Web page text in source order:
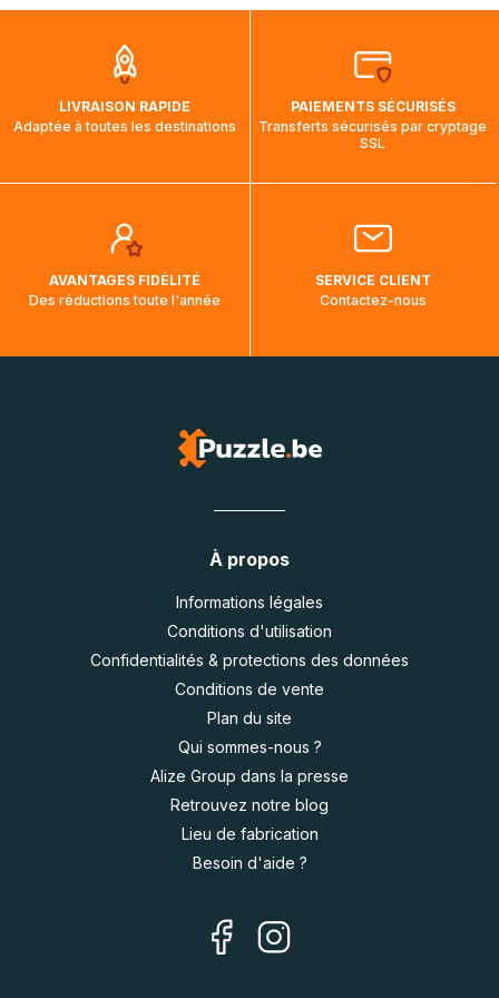
aura touché terre.
LIVRAISON RAPIDE
Adaptée à toutes les destinations
PAIEMENTS SÉCURISÉS
Transferts sécurisés par cryptage
SSL
AVANTAGES FIDÉLITÉ
Des réductions toute l'année
SERVICE CLIENT
Contactez-nous
À propos
Informations légales
Conditions d'utilisation
Confidentialités & protections des données
Conditions de vente
Plan du site
Qui sommes-nous ?
Alize Group dans la presse
Retrouvez notre blog
Lieu de fabrication
Besoin d'aide ?